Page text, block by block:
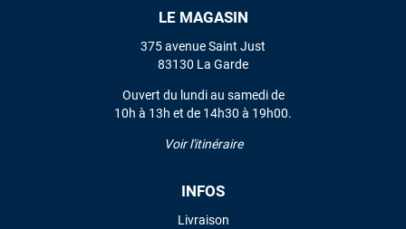
LE MAGASIN
375 avenue Saint Just
83130 La Garde
Ouvert du lundi au samedi de
10h à 13h et de 14h30 à 19h00.
Voir l'itinéraire
INFOS
Livraison
VOIR TOUS LES AVIS